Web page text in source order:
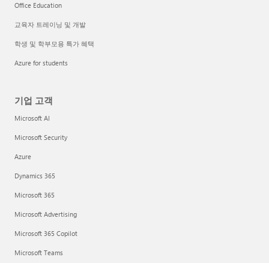
Office Education
교육자 트레이닝 및 개발
학생 및 학부모용 특가 혜택
Azure for students
기업 고객
Microsoft AI
Microsoft Security
Azure
Dynamics 365
Microsoft 365
Microsoft Advertising
Microsoft 365 Copilot
Microsoft Teams